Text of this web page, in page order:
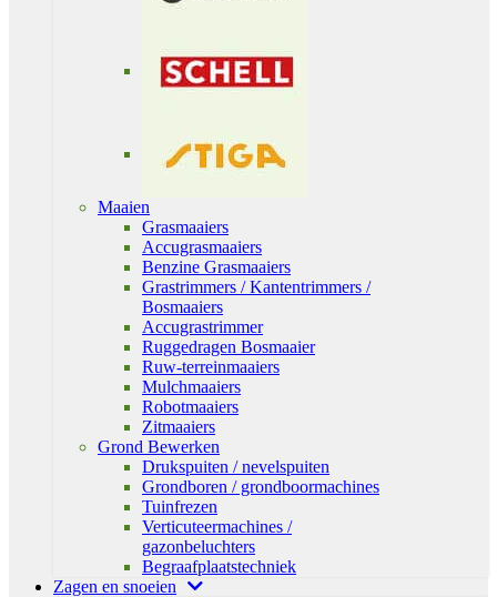
Maaien
Grasmaaiers
Accugrasmaaiers
Benzine Grasmaaiers
Grastrimmers / Kantentrimmers /
Bosmaaiers
Accugrastrimmer
Ruggedragen Bosmaaier
Ruw-terreinmaaiers
Mulchmaaiers
Robotmaaiers
Zitmaaiers
Grond Bewerken
Drukspuiten / nevelspuiten
Grondboren / grondboormachines
Tuinfrezen
Verticuteermachines /
gazonbeluchters
Begraafplaatstechniek
Zagen en snoeien